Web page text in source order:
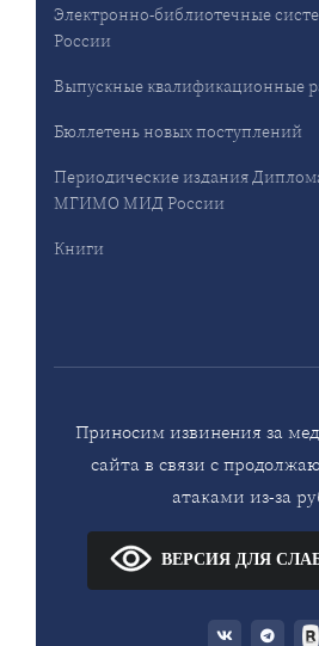
Электронно-библиотечные
России
Выпускные квалификационные
Бюллетень новых поступлений
Периодические издания
МГИМО МИД России
Книги
Приносим извинения за
сайта в связи с
атаками из-за
ВЕРСИЯ ДЛЯ